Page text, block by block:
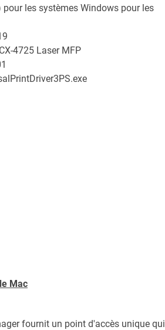
les systèmes Windows pour les
4725 Laser MFP
Mac
fournit un point d'accès unique qui